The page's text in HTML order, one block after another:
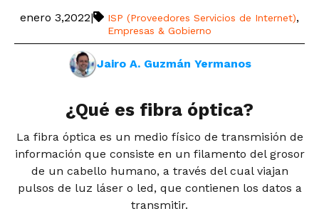
enero 3,2022| ISP (Proveedores Servicios de Internet),
Empresas & Gobierno
Jairo A. Guzmán Yermanos
¿Qué es fibra óptica?
La fibra óptica es un medio físico de transmisión de
información que consiste en un filamento del grosor
de un cabello humano, a través del cual viajan
pulsos de luz láser o led, que contienen los datos a
transmitir.